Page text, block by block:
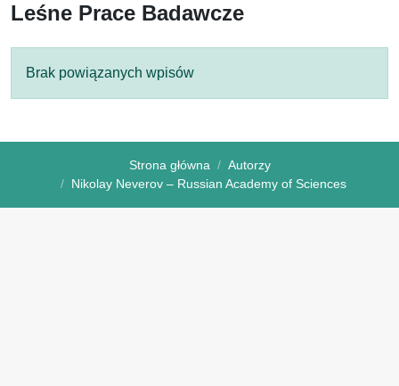
Leśne Prace Badawcze
Brak powiązanych wpisów
Strona główna
Autorzy
Nikolay Neverov – Russian Academy of Sciences